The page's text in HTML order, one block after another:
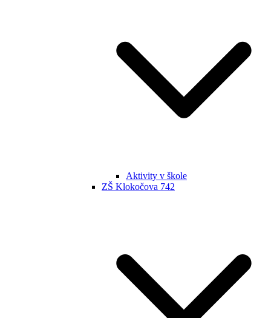
Aktivity v škole
ZŠ Klokočova 742